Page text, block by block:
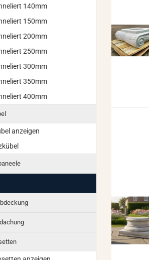
140mm
150mm
200mm
250mm
300mm
350mm
400mm
anzeigen